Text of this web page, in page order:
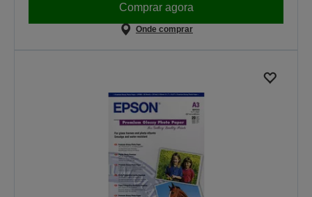
Comprar agora
Onde comprar